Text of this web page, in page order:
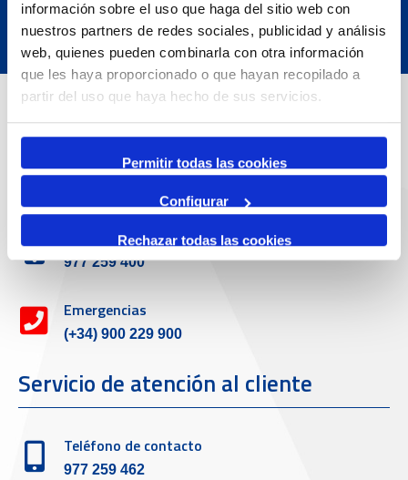
información sobre el uso que haga del sitio web con
nuestros partners de redes sociales, publicidad y análisis
web, quienes pueden combinarla con otra información
que les haya proporcionado o que hayan recopilado a
partir del uso que haya hecho de sus servicios.
Permitir todas las cookies
Configurar
Rechazar todas las cookies
Datos de contacto
Dirección
Teléfono de contacto
977 259 400
Emergencias
(+34) 900 229 900
Servicio de atención al cliente
Teléfono de contacto
977 259 462